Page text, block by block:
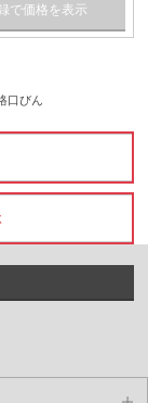
で価格を表示
口びん